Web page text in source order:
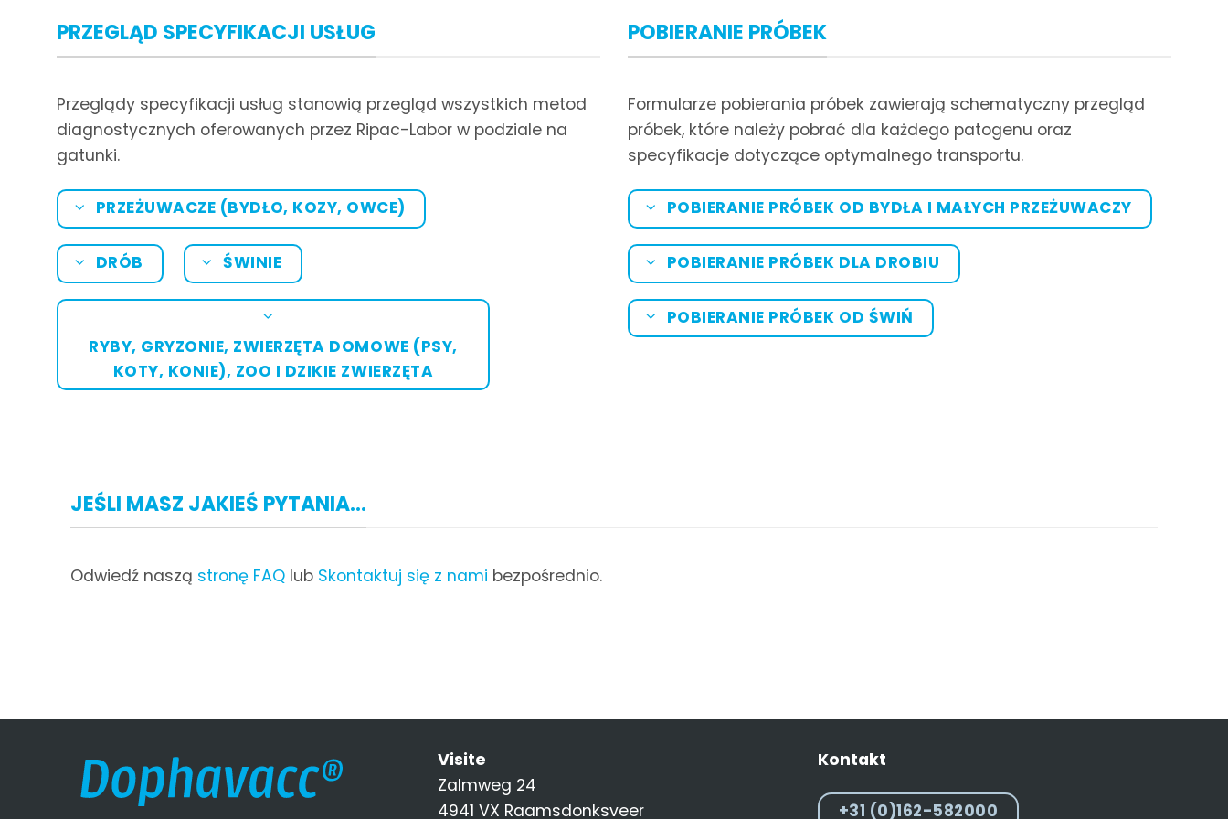
PRZEGLĄD SPECYFIKACJI USŁUG
Przeglądy specyfikacji usług stanowią przegląd wszystkich metod
diagnostycznych oferowanych przez Ripac-Labor w podziale na
gatunki.
PRZEŻUWACZE (BYDŁO, KOZY, OWCE)
DRÓB ŚWINIE
RYBY, GRYZONIE, ZWIERZĘTA DOMOWE (PSY,
KOTY, KONIE), ZOO I DZIKIE ZWIERZĘTA
POBIERANIE PRÓBEK
Formularze pobierania próbek zawierają schematyczny przegląd
próbek, które należy pobrać dla każdego patogenu oraz
specyfikacje dotyczące optymalnego transportu.
POBIERANIE PRÓBEK OD BYDŁA I MAŁYCH PRZEŻUWACZY
POBIERANIE PRÓBEK DLA DROBIU
POBIERANIE PRÓBEK OD ŚWIŃ
JEŚLI MASZ JAKIEŚ PYTANIA...
Odwiedź naszą stronę FAQ lub Skontaktuj się z nami bezpośrednio.
Visite
Zalmweg 24
4941 VX Raamsdonksveer
Kontakt
+31 (0)162-582000